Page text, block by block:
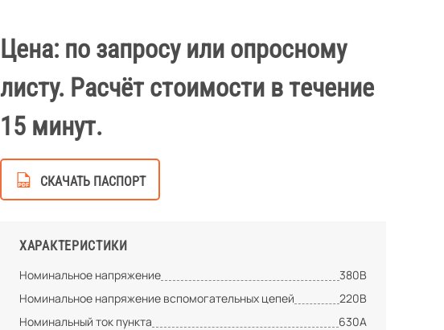
Цена: по запросу или опросному
листу. Расчёт стоимости в течение
15 минут.
СКАЧАТЬ ПАСПОРТ
ХАРАКТЕРИСТИКИ
Номинальное напряжение
380В
Номинальное напряжение вспомогательных цепей
220В
Номинальный ток пункта
630А